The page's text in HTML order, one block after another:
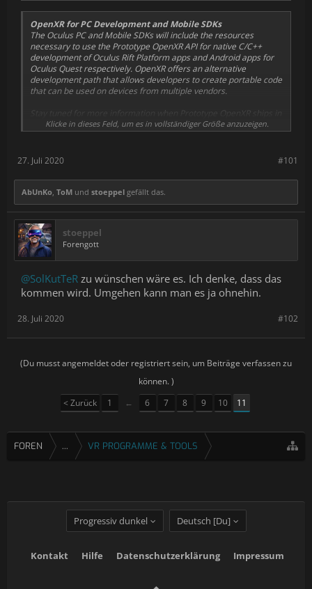
OpenXR for PC Development and Mobile SDKs
The Oculus PC and Mobile SDKs will include the resources
necessary to use the Prototype OpenXR API for native C/C++
development of Oculus Rift Platform apps and Android apps for
Oculus Quest respectively. OpenXR offers an alternative
development path that allows developers to create portable code
that can be used on devices from multiple vendors.
Stay tuned for more information when Prototype OpenXR ships in
the weeks ahead!
Klicke in dieses Feld, um es in vollständiger Größe anzuzeigen.
#101
27. Juli 2020
AbUnKo, ToM und stoeppel gefällt das.
stoeppel
Forengott
@SolKutTeR zu wünschen wäre es. Ich denke, dass das
kommen wird. Umgehen kann man es ja ohnehin.
#102
28. Juli 2020
(Du musst angemeldet oder registriert sein, um Beiträge verfassen zu
können. )
< Zurück
1 ← 6 7 8 9 10 11
FOREN ... VR PROGRAMME & TOOLS
Progressiv dunkel Deutsch [Du]
Kontakt Hilfe Datenschutzerklärung Impressum